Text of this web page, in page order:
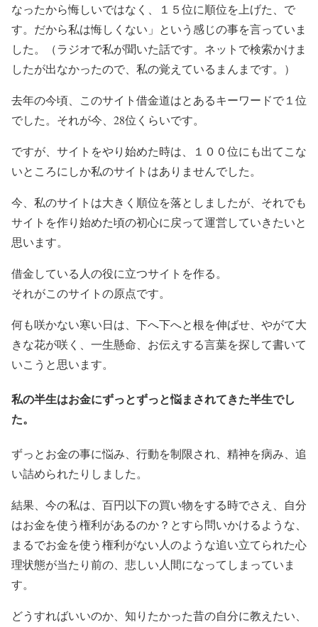
なったから悔しいではなく、１５位に順位を上げた、で
す。だから私は悔しくない」という感じの事を言っていま
した。（ラジオで私が聞いた話です。ネットで検索かけま
したが出なかったので、私の覚えているまんまです。）
去年の今頃、このサイト借金道はとあるキーワードで１位
でした。それが今、28位くらいです。
ですが、サイトをやり始めた時は、１００位にも出てこな
いところにしか私のサイトはありませんでした。
今、私のサイトは大きく順位を落としましたが、それでも
サイトを作り始めた頃の初心に戻って運営していきたいと
思います。
借金している人の役に立つサイトを作る。
それがこのサイトの原点です。
何も咲かない寒い日は、下へ下へと根を伸ばせ、やがて大
きな花が咲く、一生懸命、お伝えする言葉を探して書いて
いこうと思います。
私の半生はお金にずっとずっと悩まされてきた半生でし
た。
ずっとお金の事に悩み、行動を制限され、精神を病み、追
い詰められたりしました。
結果、今の私は、百円以下の買い物をする時でさえ、自分
はお金を使う権利があるのか？とすら問いかけるような、
まるでお金を使う権利がない人のような追い立てられた心
理状態が当たり前の、悲しい人間になってしまっていま
す。
どうすればいいのか、知りたかった昔の自分に教えたい、